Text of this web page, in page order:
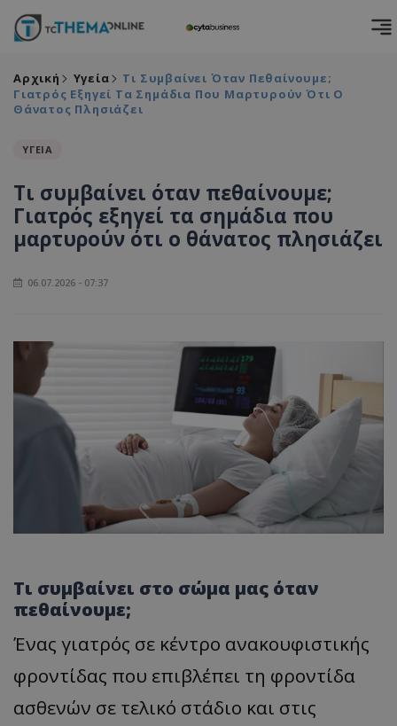
Αρχική Υγεία
Τι Συμβαίνει Όταν Πεθαίνουμε;
Γιατρός Εξηγεί Τα Σημάδια Που Μαρτυρούν Ότι Ο
Θάνατος Πλησιάζει
ΥΓΕΙΑ
Τι συμβαίνει όταν πεθαίνουμε;
Γιατρός εξηγεί τα σημάδια που
μαρτυρούν ότι ο θάνατος πλησιάζει
06.07.2026 - 07:37
Τι συμβαίνει στο σώμα μας όταν
πεθαίνουμε;
Ένας γιατρός σε κέντρο ανακουφιστικής
φροντίδας που επιβλέπει τη φροντίδα
ασθενών σε τελικό στάδιο και στις